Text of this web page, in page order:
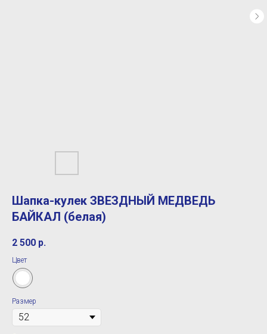
Шапка-кулек ЗВЕЗДНЫЙ МЕДВЕДЬ
БАЙКАЛ (белая)
2 500 р.
Цвет
Размер